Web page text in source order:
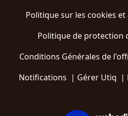
Politique sur les cookies
Politique de protection
Conditions Générales de
Notifications | Gérer Utiq |